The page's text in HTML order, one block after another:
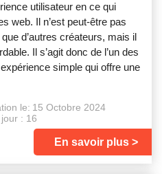
utilisateur en ce qui
web. Il n’est peut-être pas
d’autres créateurs, mais il
Il s’agit donc de l’un des
simple qui offre une
le: 15 Octobre 2024
: 16
En savoir plus